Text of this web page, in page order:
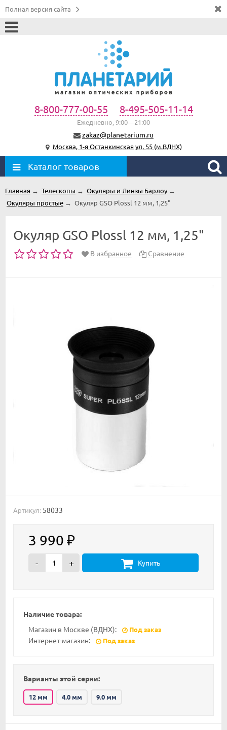
Полная версия сайта
8-800-777-00-55 8-495-505-11-14
Ежедневно, 9:00—21:00
zakaz@planetarium.ru
Москва, 1-я Останкинская ул, 55 (м.ВДНХ)
Каталог товаров
Главная → Телескопы → Окуляры и Линзы Барлоу→
Окуляры простые → Окуляр GSO Plossl 12 мм, 1,25"
Окуляр GSO Plossl 12 мм, 1,25"
В избранное Сравнение
Артикул: 58033
3 990 ₽
- + Купить
Наличие товара:
Магазин в Москве (ВДНХ):
Под заказ
Интернет-магазин: Под заказ
Варианты этой серии:
12 мм 4.0 мм 9.0 мм